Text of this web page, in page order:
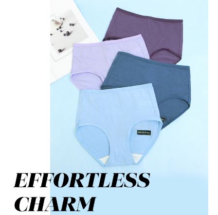
５．嚴禁一人註冊多個帳號或使用他人資訊註冊。若發現惡意使用之情形，
恩沛科技股份有限公司將有權停止該用戶之使用額度並採取法律行動。
宅配/離島不配送
每筆NT$80，滿NT$890(含以上)免運費
查看運費